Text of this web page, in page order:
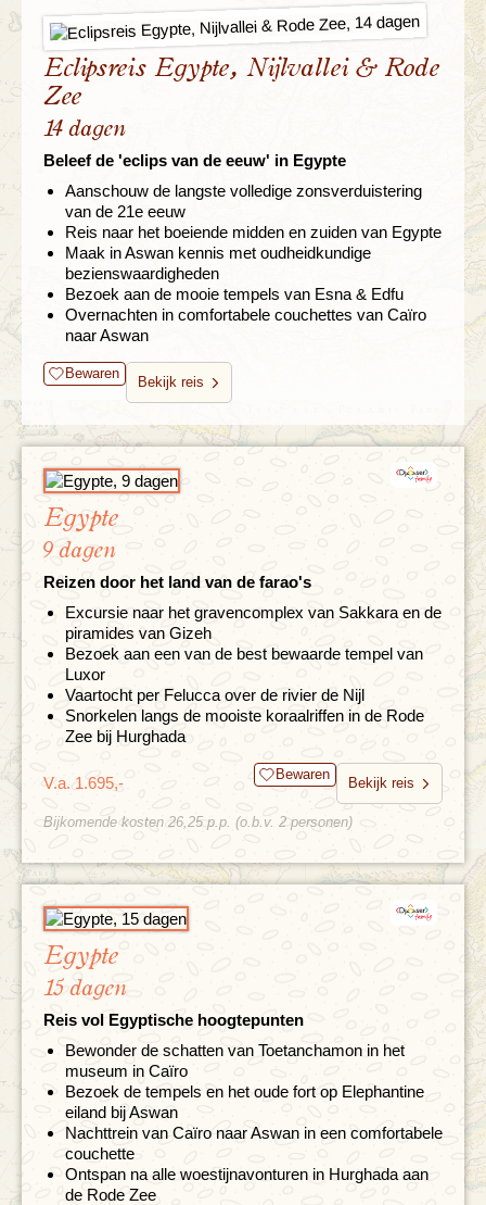
Eclipsreis Egypte, Nijlvallei & Rode
Zee
14 dagen
Beleef de 'eclips van de eeuw' in Egypte
Aanschouw de langste volledige zonsverduistering
van de 21e eeuw
Reis naar het boeiende midden en zuiden van Egypte
Maak in Aswan kennis met oudheidkundige
bezienswaardigheden
Bezoek aan de mooie tempels van Esna & Edfu
Overnachten in comfortabele couchettes van Caïro
naar Aswan
Bewaren
Bekijk reis
Egypte
9 dagen
Reizen door het land van de farao's
Excursie naar het gravencomplex van Sakkara en de
piramides van Gizeh
Bezoek aan een van de best bewaarde tempel van
Luxor
Vaartocht per Felucca over de rivier de Nijl
Snorkelen langs de mooiste koraalriffen in de Rode
Zee bij Hurghada
V.a. 1.695,- Bewaren
Bekijk reis
Bijkomende kosten 26,25 p.p. (o.b.v. 2 personen)
Egypte
15 dagen
Reis vol Egyptische hoogtepunten
Bewonder de schatten van Toetanchamon in het
museum in Caïro
Bezoek de tempels en het oude fort op Elephantine
eiland bij Aswan
Nachttrein van Caïro naar Aswan in een comfortabele
couchette
Ontspan na alle woestijnavonturen in Hurghada aan
de Rode Zee